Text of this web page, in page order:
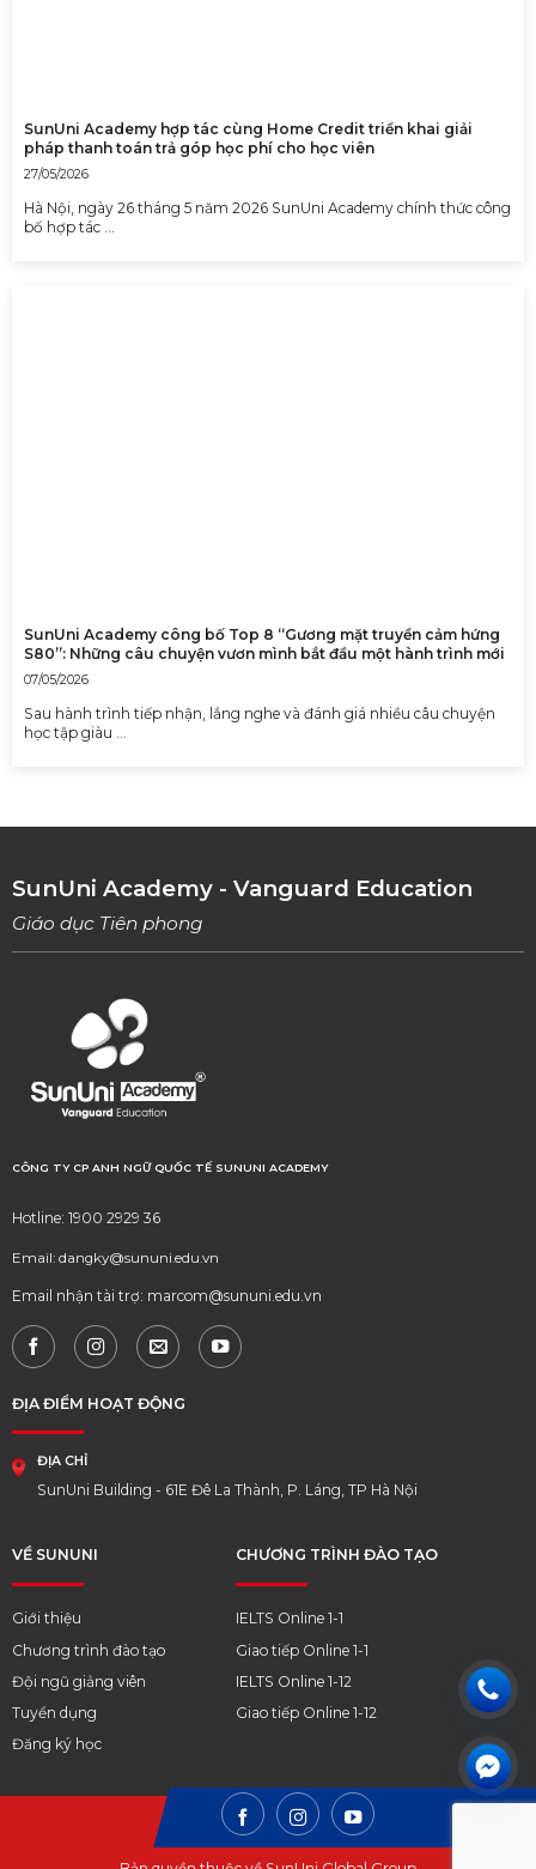
SunUni Academy hợp tác cùng Home Credit triển khai giải
pháp thanh toán trả góp học phí cho học viên
27/05/2026
Hà Nội, ngày 26 tháng 5 năm 2026 SunUni Academy chính thức công
bố hợp tác …
SunUni Academy công bố Top 8 “Gương mặt truyền cảm hứng
S80”: Những câu chuyện vươn mình bắt đầu một hành trình mới
07/05/2026
Sau hành trình tiếp nhận, lắng nghe và đánh giá nhiều câu chuyện
học tập giàu …
SunUni Academy - Vanguard Education
Giáo dục Tiên phong
CÔNG TY CP ANH NGỮ QUỐC TẾ SUNUNI ACADEMY
Hotline: 1900 2929 36
Email: dangky@sununi.edu.vn
Email nhận tài trợ: marcom@sununi.edu.vn
VỀ SUNUNI
Giới thiệu
Chương trình đào tạo
Đội ngũ giảng viên
Tuyển dụng
Đăng ký học
ĐỊA ĐIỂM HOẠT ĐỘNG
ĐỊA CHỈ
SunUni Building - 61E Đê La Thành, P. Láng, TP Hà Nội
CHƯƠNG TRÌNH ĐÀO TẠO
IELTS Online 1-1
Giao tiếp Online 1-1
IELTS Online 1-12
Giao tiếp Online 1-12